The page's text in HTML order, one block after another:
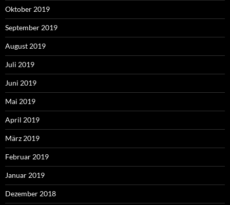
Oktober 2019
September 2019
August 2019
Juli 2019
Juni 2019
Mai 2019
April 2019
März 2019
Februar 2019
Januar 2019
Dezember 2018